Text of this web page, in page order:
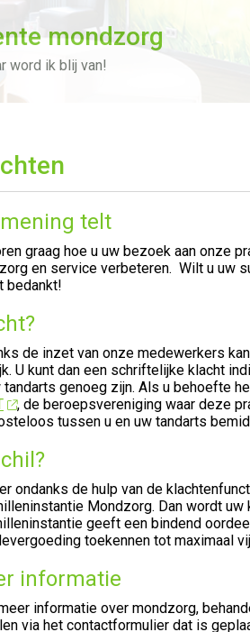
mondzorg
word ik blij van!
telt
graag hoe u uw bezoek aan onze
en service verbeteren. Wilt u uw
bedankt!
de inzet van onze medewerkers
U kunt dan een schriftelijke klacht
tandarts genoeg zijn. Als u behoefte
, de beroepsvereniging waar deze
tussen u en uw tandarts
ondanks de hulp van de
Mondzorg. Dan wordt
geeft een bindend
toekennen tot maximaal
informatie
informatie over mondzorg,
via het contactformulier dat is